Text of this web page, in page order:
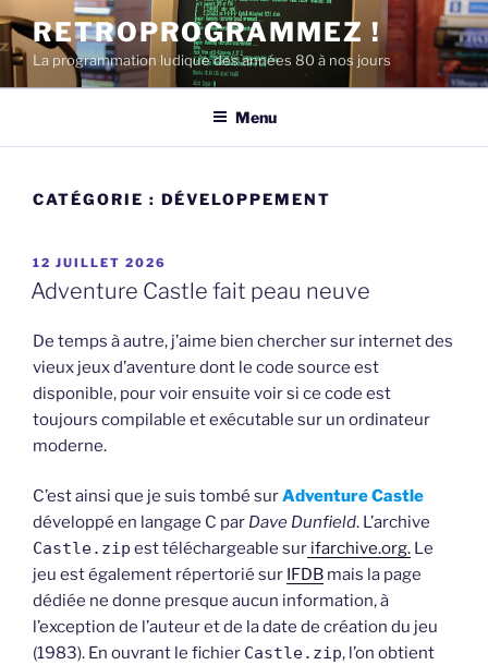
Aller
au
contenu
principal
RETROPROGRAMMEZ !
La programmation ludique des années 80 à nos jours
Menu
CATÉGORIE : DÉVELOPPEMENT
PUBLIÉ
LE
12 JUILLET 2026
Adventure Castle fait peau neuve
De temps à autre, j’aime bien chercher sur internet des
vieux jeux d’aventure dont le code source est
disponible, pour voir ensuite voir si ce code est
toujours compilable et exécutable sur un ordinateur
moderne.
C’est ainsi que je suis tombé surAdventure Castle
développé en langage C par Dave Dunfield. L’archive
Castle.zip est téléchargeable sur ifarchive.org. Le
jeu est également répertorié sur IFDB mais la page
dédiée ne donne presque aucun information, à
l’exception de l’auteur et de la date de création du jeu
(1983). En ouvrant le fichier Castle.zip, l’on obtient